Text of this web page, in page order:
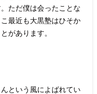
ただ僕は会ったことな
最近も大黒塾はひそか
があります。
という風によばれてい